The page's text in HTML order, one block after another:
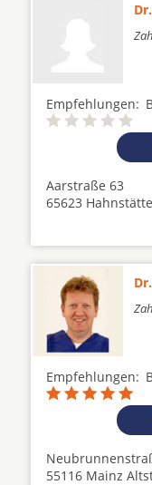
Empfehlungen:
Aarstraße 63
65623
Empfehlungen:
55116 Mainz